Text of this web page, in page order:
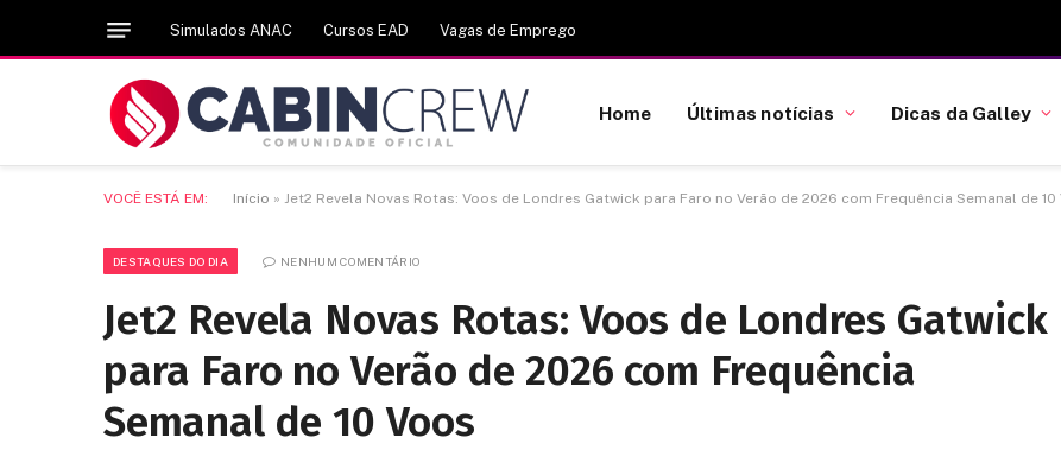
Simulados ANAC Cursos EAD Vagas de Emprego
Home Últimas notícias Dicas da Galley
VOCÊ ESTÁ EM: Início » Jet2 Revela Novas Rotas: Voos de Londres Gatwick para Faro no Verão de 2026 com Frequência Semanal de 10
DESTAQUES DO DIA NENHUM COMENTÁRIO
Jet2 Revela Novas Rotas: Voos de Londres Gatwick
para Faro no Verão de 2026 com Frequência
Semanal de 10 Voos